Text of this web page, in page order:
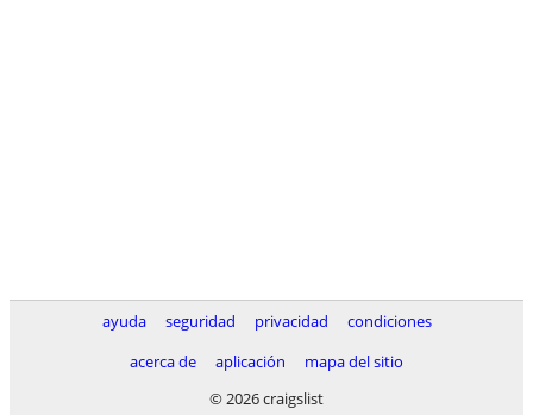
ayuda seguridad privacidad
condiciones
acerca de
aplicación
mapa del sitio
© 2026 craigslist